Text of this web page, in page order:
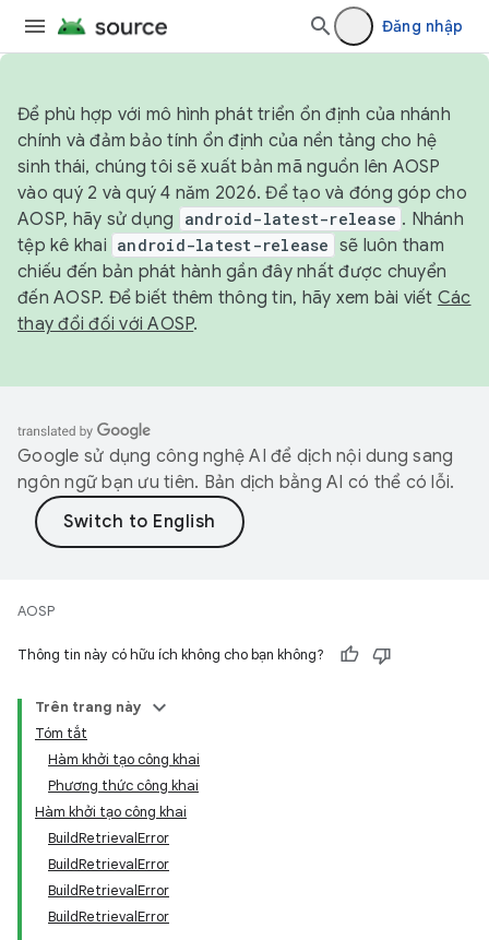
Đăng nhập
Để phù hợp với mô hình phát triển ổn định của nhánh
chính và đảm bảo tính ổn định của nền tảng cho hệ
sinh thái, chúng tôi sẽ xuất bản mã nguồn lên AOSP
vào quý 2 và quý 4 năm 2026. Để tạo và đóng góp cho
AOSP, hãy sử dụng
android-latest-release . Nhánh
tệp kê khai android-latest-release sẽ luôn tham
chiếu đến bản phát hành gần đây nhất được chuyển
đến AOSP. Để biết thêm thông tin, hãy xem bài viết Các
thay đổi đối với AOSP.
Google sử dụng công nghệ AI để dịch nội dung sang
ngôn ngữ bạn ưu tiên. Bản dịch bằng AI có thể có lỗi.
AOSP
Thông tin này có hữu ích không cho bạn không?
Trên trang này
Tóm tắt
Hàm khởi tạo công khai
Phương thức công khai
Hàm khởi tạo công khai
BuildRetrievalError
BuildRetrievalError
BuildRetrievalError
BuildRetrievalError